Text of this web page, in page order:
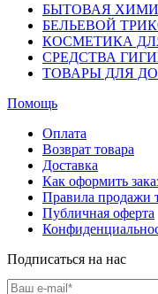
БЫТОВАЯ
БЕЛЬЕВОЙ
КОСМЕТИКА
СРЕДСТВА
ТОВАРЫ ДЛЯ
Помощь
Оплата
Возврат товара
Доставка
Как оформить
Правила продажи
Публичная оферта
Подписаться на нас